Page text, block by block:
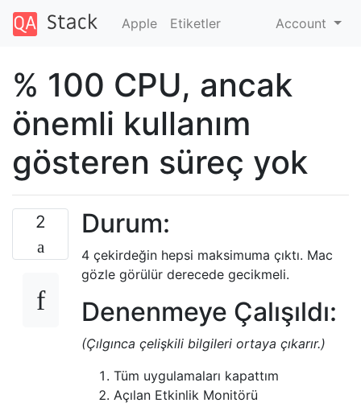
Apple Etiketler Account
% 100 CPU, ancak
önemli kullanım
gösteren süreç yok
2 Durum:
4 çekirdeğin hepsi maksimuma çıktı. Mac
gözle görülür derecede gecikmeli.
Denenmeye Çalışıldı:
(Çılgınca çelişkili bilgileri ortaya çıkarır.)
Tüm uygulamaları kapattım
Açılan Etkinlik Monitörü